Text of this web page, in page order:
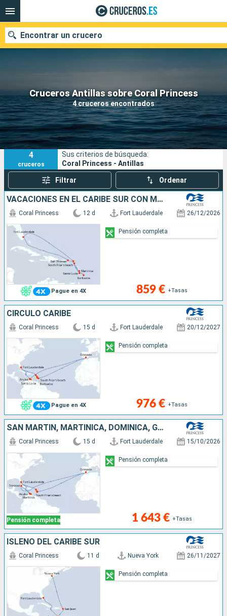
Cruceros Antillas sobre Coral Princess
4 cruceros encontrados
Encontrar un crucero
Nuestros destinos
Fecha de salida
Puertos Compañías
Buscar
4
cruceros
Sus criterios de búsqueda:
Coral Princess - Antillas
Filtrar Ordenar
VACACIONES EN EL CARIBE SUR CON MARTINIC
Pague en 4X
Coral Princess 12 d Fort Lauderdale 26/12/2026
859 € +Tasas
Pensión completa
CÍRCULO CARIBE
Pague en 4X
Coral Princess 15 d Fort Lauderdale 20/12/2027
976 € +Tasas
Pensión completa
SAN MARTÍN, MARTINICA, DOMINICA, GRENADA, CUBA, ARUBA, ESTADOS UNIDOS
Pensión completa
Coral Princess 15 d Fort Lauderdale 15/10/2026
1 643 € +Tasas
Pensión completa
ISLEÑO DEL CARIBE SUR
Coral Princess 11 d Nueva York 26/11/2027
Pensión completa